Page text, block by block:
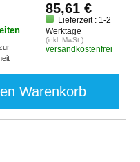
85,61 €
Lieferzeit : 1-2
Werktage
(inkl. MwSt.)
versandkostenfrei
Warenkorb